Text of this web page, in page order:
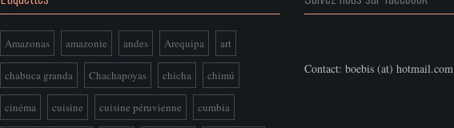
Amazonas amazonie andes Arequipa art
chabuca granda Chachapoyas chicha chimú
cinéma cuisine cuisine péruvienne cumbia
Contact: boebis (at) hotmail.com